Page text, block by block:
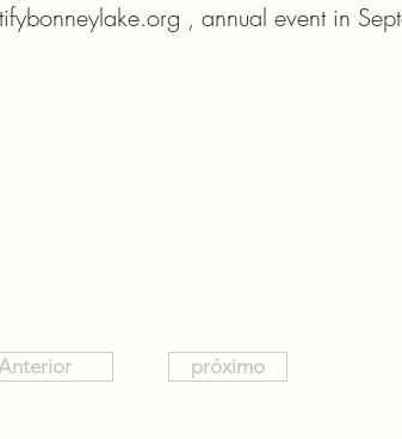
, annual event in
próximo